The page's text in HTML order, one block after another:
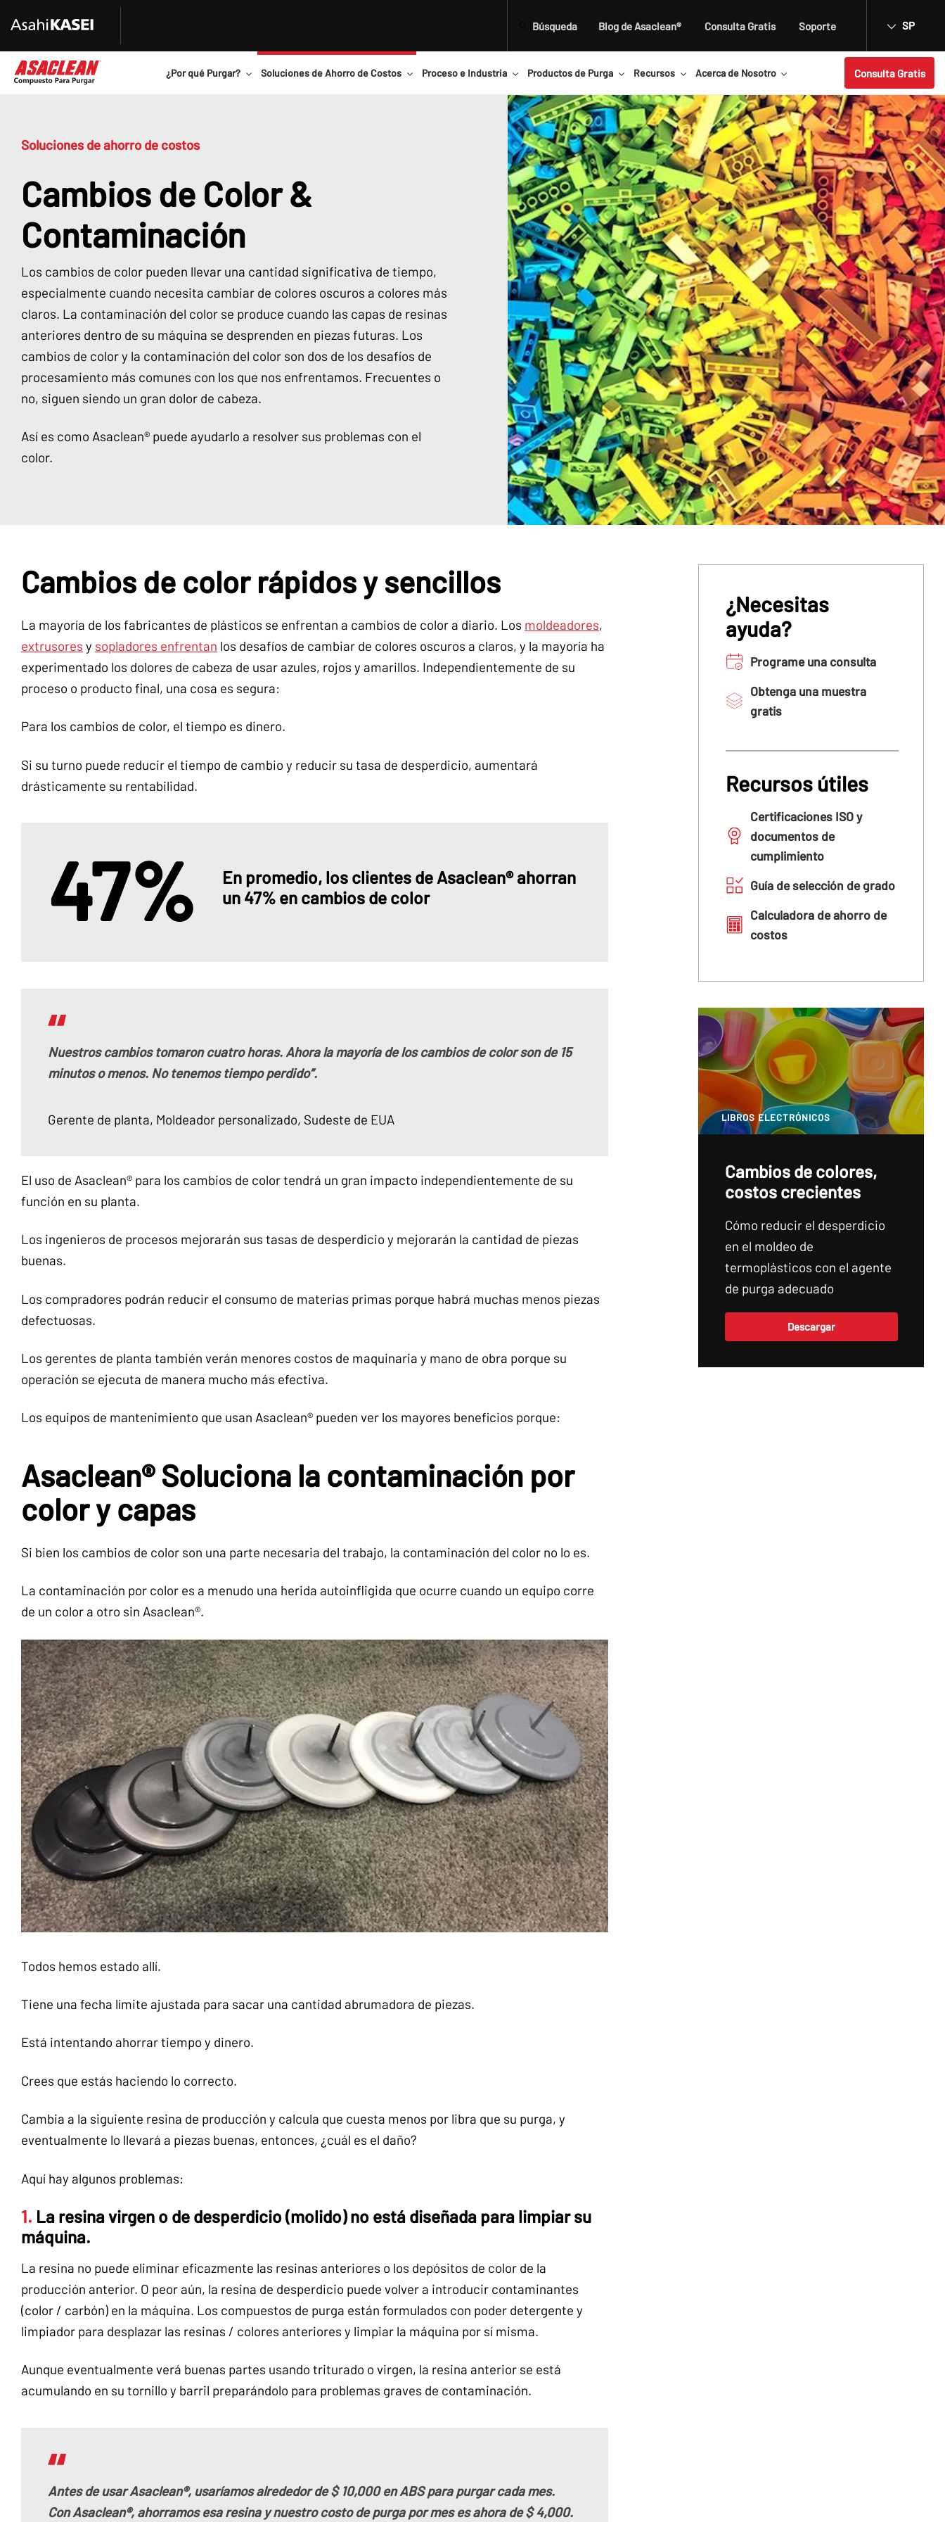
Búsqueda Blog de Asaclean® Consulta Gratis Soporte SP
¿Por qué Purgar? Soluciones de Ahorro de Costos Proceso e Industria Productos de Purga Recursos Acerca de Nosotro Consulta Gratis
Soluciones de ahorro de costos
Cambios de Color &
Contaminación
Los cambios de color pueden llevar una cantidad significativa de tiempo,
especialmente cuando necesita cambiar de colores oscuros a colores más
claros. La contaminación del color se produce cuando las capas de resinas
anteriores dentro de su máquina se desprenden en piezas futuras. Los
cambios de color y la contaminación del color son dos de los desafíos de
procesamiento más comunes con los que nos enfrentamos. Frecuentes o
no, siguen siendo un gran dolor de cabeza.
Así es como Asaclean® puede ayudarlo a resolver sus problemas con el
color.
Cambios de color rápidos y sencillos
La mayoría de los fabricantes de plásticos se enfrentan a cambios de color a diario. Los moldeadores,
extrusores y sopladores enfrentan los desafíos de cambiar de colores oscuros a claros, y la mayoría ha
experimentado los dolores de cabeza de usar azules, rojos y amarillos. Independientemente de su
proceso o producto final, una cosa es segura:
Para los cambios de color, el tiempo es dinero.
Si su turno puede reducir el tiempo de cambio y reducir su tasa de desperdicio, aumentará
drásticamente su rentabilidad.
47%
En promedio, los clientes de Asaclean® ahorran
un 47% en cambios de color
Nuestros cambios tomaron cuatro horas. Ahora la mayoría de los cambios de color son de 15
minutos o menos. No tenemos tiempo perdido”.
Gerente de planta, Moldeador personalizado, Sudeste de EUA
El uso de Asaclean® para los cambios de color tendrá un gran impacto independientemente de su
función en su planta.
Los ingenieros de procesos mejorarán sus tasas de desperdicio y mejorarán la cantidad de piezas
buenas.
Los compradores podrán reducir el consumo de materias primas porque habrá muchas menos piezas
defectuosas.
Los gerentes de planta también verán menores costos de maquinaria y mano de obra porque su
operación se ejecuta de manera mucho más efectiva.
Los equipos de mantenimiento que usan Asaclean® pueden ver los mayores beneficios porque:
Asaclean® Soluciona la contaminación por
color y capas
Si bien los cambios de color son una parte necesaria del trabajo, la contaminación del color no lo es.
La contaminación por color es a menudo una herida autoinfligida que ocurre cuando un equipo corre
de un color a otro sin Asaclean®.
Todos hemos estado allí.
Tiene una fecha límite ajustada para sacar una cantidad abrumadora de piezas.
Está intentando ahorrar tiempo y dinero.
Crees que estás haciendo lo correcto.
Cambia a la siguiente resina de producción y calcula que cuesta menos por libra que su purga, y
eventualmente lo llevará a piezas buenas, entonces, ¿cuál es el daño?
Aquí hay algunos problemas:
1. La resina virgen o de desperdicio (molido) no está diseñada para limpiar su
máquina.
La resina no puede eliminar eficazmente las resinas anteriores o los depósitos de color de la
producción anterior. O peor aún, la resina de desperdicio puede volver a introducir contaminantes
(color / carbón) en la máquina. Los compuestos de purga están formulados con poder detergente y
limpiador para desplazar las resinas / colores anteriores y limpiar la máquina por sí misma.
Aunque eventualmente verá buenas partes usando triturado o virgen, la resina anterior se está
acumulando en su tornillo y barril preparándolo para problemas graves de contaminación.
Antes de usar Asaclean®, usaríamos alrededor de $ 10,000 en ABS para purgar cada mes.
Con Asaclean®, ahorramos esa resina y nuestro costo de purga por mes es ahora de $ 4,000.
¿Necesitas
ayuda?
Programe una consulta
Obtenga una muestra
gratis
Recursos útiles
Certificaciones ISO y
documentos de
cumplimiento
Guía de selección de grado
Calculadora de ahorro de
costos
LIBROS ELECTRÓNICOS
Cambios de colores,
costos crecientes
Cómo reducir el desperdicio
en el moldeo de
termoplásticos con el agente
de purga adecuado
Descargar